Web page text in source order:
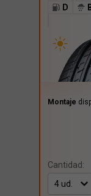
D
Montaje
Cantidad: